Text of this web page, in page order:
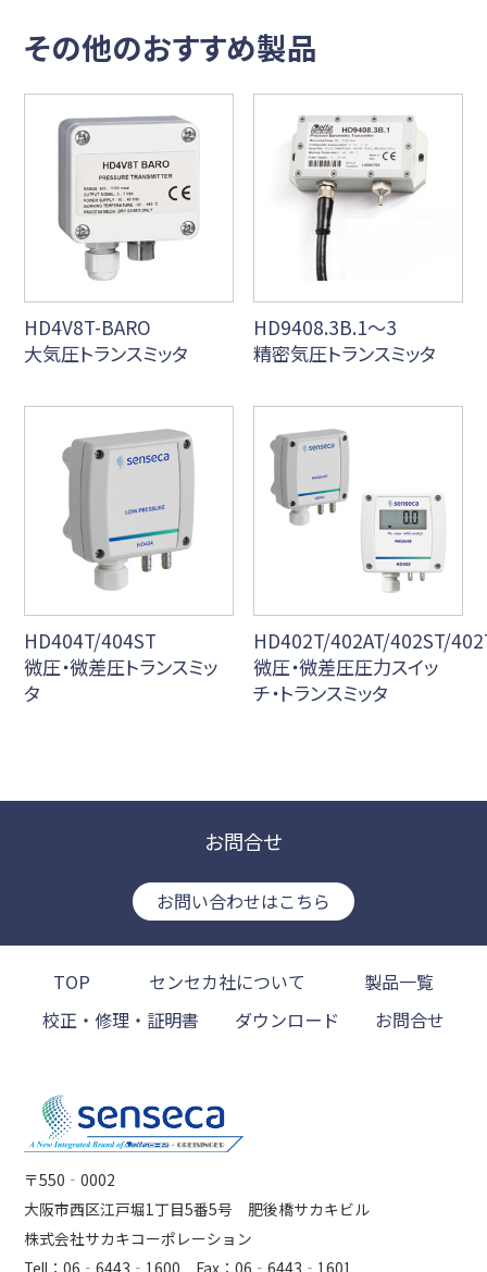
その他のおすすめ製品
HD4V8T-BARO
大気圧トランスミッタ
HD9408.3B.1～3
精密気圧トランスミッタ
HD404T/404ST
微圧・微差圧トランスミッ
タ
HD402T/402AT/402ST/
微圧・微差圧圧力スイッ
チ・トランスミッタ
お問合せ
お問い合わせはこちら
TOP センセカ社について
製品一覧
校正・修理・証明書
ダウンロード お問合せ
〒550‐0002
大阪市西区江戸堀1丁目5番5号 肥後橋サカキビル
株式会社サカキコーポレーション
Tell：06‐6443‐1600 Fax：06‐6443‐1601